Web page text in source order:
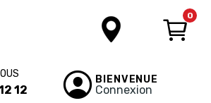
0
12
BIENVENUE
Connexion